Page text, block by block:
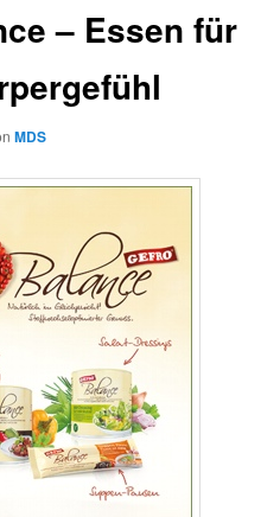
– Essen für
MDS